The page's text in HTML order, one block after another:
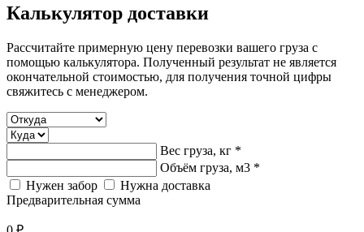
Калькулятор доставки
Рассчитайте примерную цену перевозки вашего груза с
помощью калькулятора. Полученный результат не является
окончательной стоимостью, для получения точной цифры
свяжитесь с менеджером.
Вес груза, кг *
Объём груза, м3 *
Нужен забор
Нужна доставка
Предварительная сумма